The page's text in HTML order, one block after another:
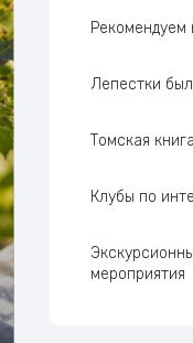
Рекомендуем
Лепестки
Томская книга
Клубы по
мероприятия